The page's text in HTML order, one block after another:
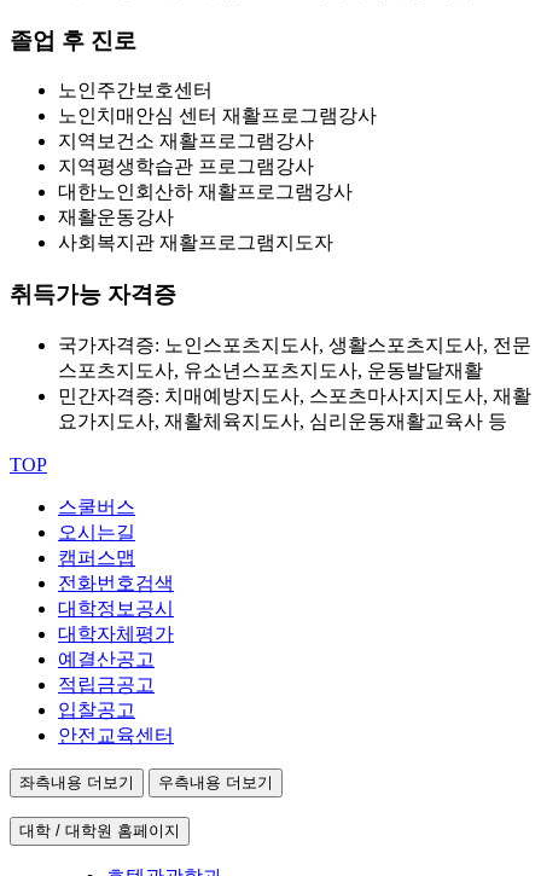
졸업 후 진로
노인주간보호센터
노인치매안심 센터 재활프로그램강사
지역보건소 재활프로그램강사
지역평생학습관 프로그램강사
대한노인회산하 재활프로그램강사
재활운동강사
사회복지관 재활프로그램지도자
취득가능 자격증
국가자격증: 노인스포츠지도사, 생활스포츠지도사, 전문
스포츠지도사, 유소년스포츠지도사, 운동발달재활
민간자격증: 치매예방지도사, 스포츠마사지지도사, 재활
요가지도사, 재활체육지도사, 심리운동재활교육사 등
TOP
스쿨버스
오시는길
캠퍼스맵
전화번호검색
대학정보공시
대학자체평가
예결산공고
적립금공고
입찰공고
안전교육센터
좌측내용 더보기 우측내용 더보기
대학 / 대학원 홈페이지